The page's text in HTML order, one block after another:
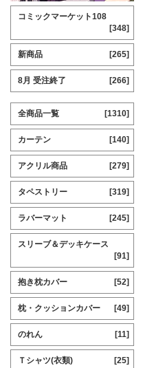
コミックマーケット108
[348]
新商品 [265]
8月 受注終了 [266]
全商品一覧 [1310]
カーテン [140]
アクリル商品 [279]
タペストリー [319]
ラバーマット [245]
スリーブ＆デッキケース
[91]
抱き枕カバー [52]
枕・クッションカバー [49]
のれん [11]
Ｔシャツ(衣類) [25]